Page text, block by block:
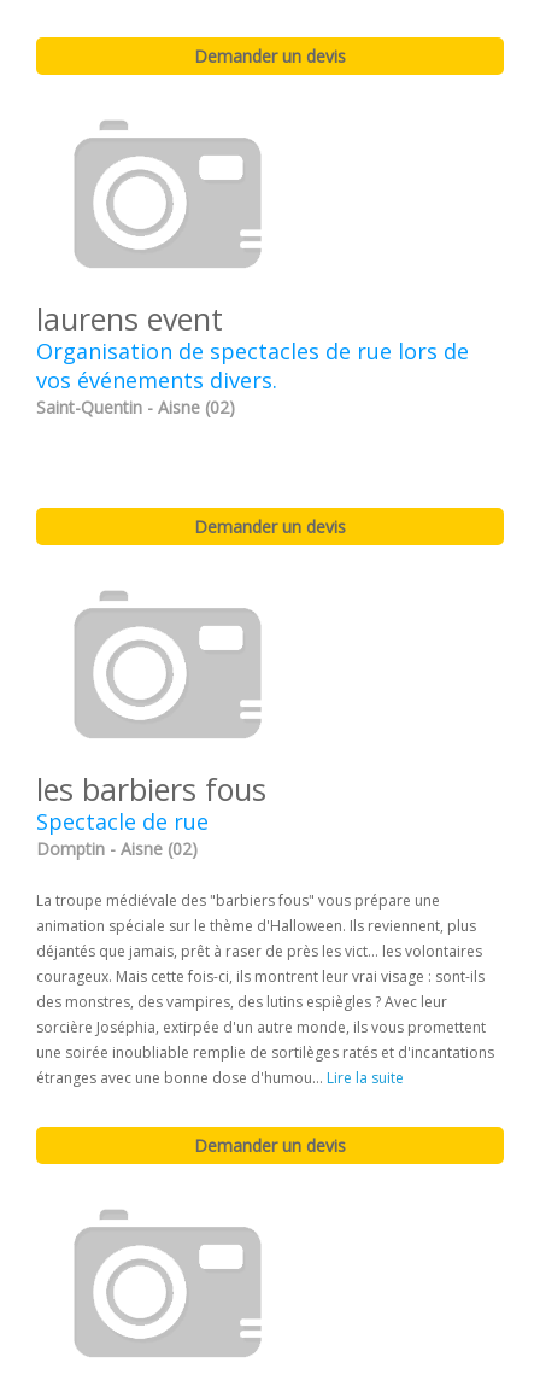
laurens event
Organisation de spectacles de rue lors de
vos événements divers.
Saint-Quentin - Aisne (02)
les barbiers fous
Spectacle de rue
Domptin - Aisne (02)
La troupe médiévale des "barbiers fous" vous prépare une
animation spéciale sur le thème d'Halloween. Ils reviennent, plus
déjantés que jamais, prêt à raser de près les vict... les volontaires
courageux. Mais cette fois-ci, ils montrent leur vrai visage : sont-ils
des monstres, des vampires, des lutins espiègles ? Avec leur
sorcière Joséphia, extirpée d'un autre monde, ils vous promettent
une soirée inoubliable remplie de sortilèges ratés et d'incantations
étranges avec une bonne dose d'humou... Lire la suite